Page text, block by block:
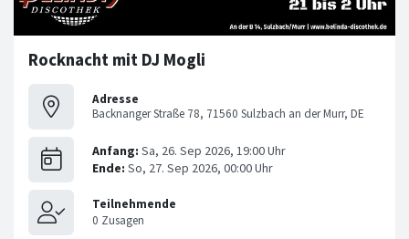
Rocknacht mit DJ Mogli
Adresse
Backnanger Straße 78, 71560 Sulzbach an der Murr, DE